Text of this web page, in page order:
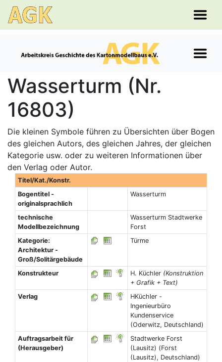
Wasserturm (Nr.
16803)
Die kleinen Symbole führen zu Übersichten über Bogen
des gleichen Autors, des gleichen Jahres, der gleichen
Kategorie usw. oder zu weiteren Informationen über
den Verlag oder Autor.
Titel/Kat./Konstr.
Bogentitel -
originalsprachlich
Wasserturm
technische
Modellbezeichnung
Wasserturm Stadtwerke
Forst
Kategorie:
Architektur -
Groß/Solitärgebäude
Türme
Konstrukteur H. Küchler (Konstruktion
+ Grafik + Text)
Verlag
HKüchler -
Ingenieurbüro
Kundenservice
(Oderwitz, Deutschland)
Auftragsarbeit für
(Herausgeber)
Stadtwerke Forst
(Lausitz) (Forst
(Lausitz), Deutschland)